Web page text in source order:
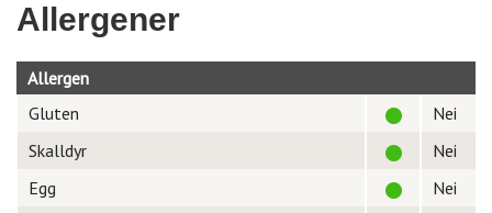
Allergener
Allergen
Gluten
Nei
Skalldyr
Nei
Egg
Nei